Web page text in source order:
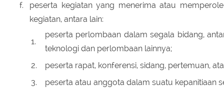
f.
peserta kegiatan yang menerima atau
kegiatan, antara lain:
1.
peserta perlombaan dalam segala bidang,
teknologi dan perlombaan lainnya;
2.
peserta rapat, konferensi, sidang, pertemuan,
3.
peserta atau anggota dalam suatu kepanitiaan